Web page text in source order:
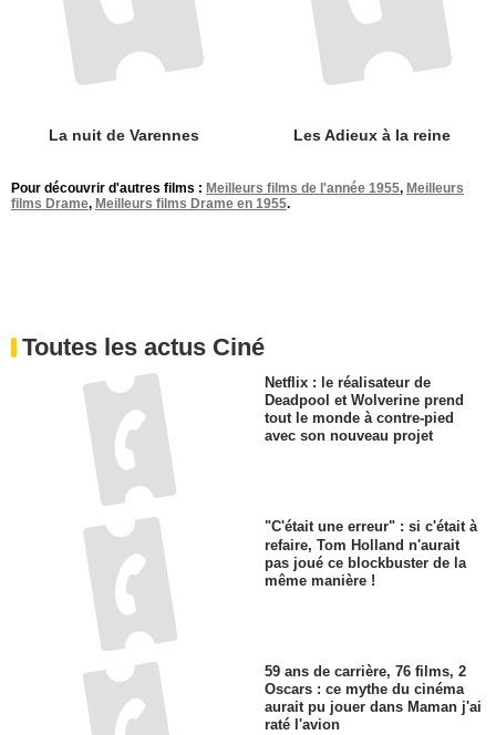
La nuit de Varennes Les Adieux à la reine
Pour découvrir d'autres films : Meilleurs films de l'année 1955, Meilleurs
films Drame, Meilleurs films Drame en 1955.
Toutes les actus Ciné
Netflix : le réalisateur de
Deadpool et Wolverine prend
tout le monde à contre-pied
avec son nouveau projet
"C'était une erreur" : si c'était à
refaire, Tom Holland n'aurait
pas joué ce blockbuster de la
même manière !
59 ans de carrière, 76 films, 2
Oscars : ce mythe du cinéma
aurait pu jouer dans Maman j'ai
raté l'avion